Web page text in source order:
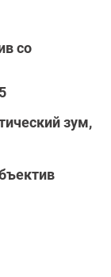
со
зум,